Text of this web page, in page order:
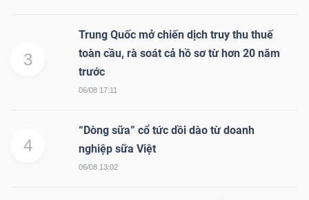
3
Trung Quốc mở chiến dịch truy thu thuế
toàn cầu, rà soát cả hồ sơ từ hơn 20 năm
trước
06/08 17:11
4
“Dòng sữa” cổ tức dồi dào từ doanh
nghiệp sữa Việt
06/08 13:02